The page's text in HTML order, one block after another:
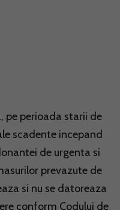
pe perioada starii de
scadente incepand
de urgenta si
prevazute de
si nu se datoreaza
conform Codului de